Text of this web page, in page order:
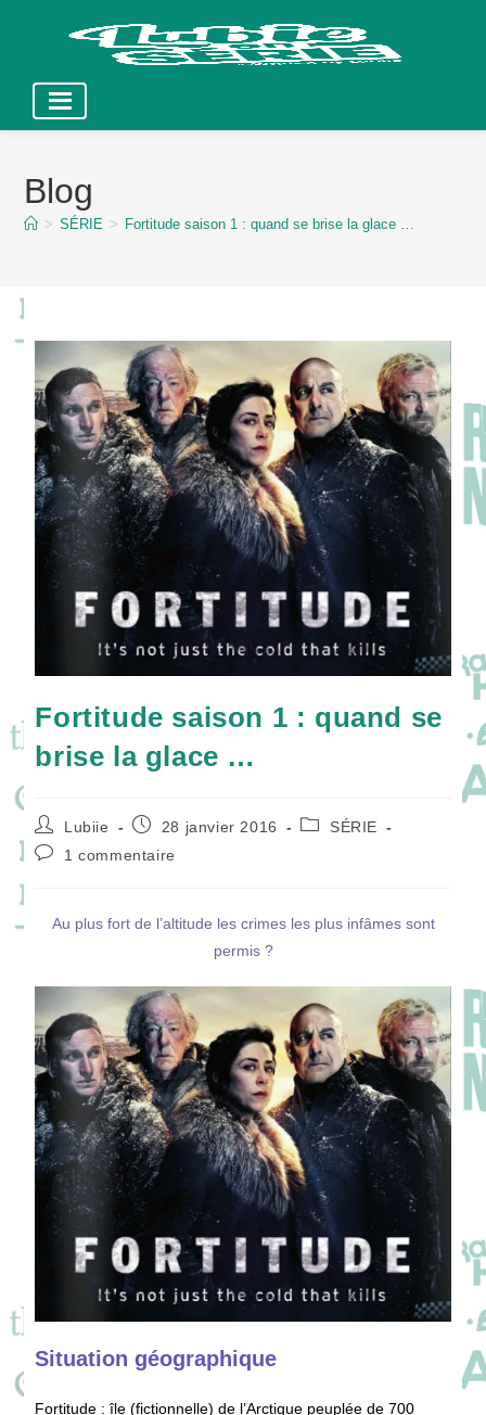
contentBlog
> SÉRIE > Fortitude saison 1 : quand se brise la glace …
Fortitude saison 1 : quand se
brise la glace …
Auteur/autrice
de
la
Lubiie
Publication
28 janvier 2016
PostSÉRIE
Commentaires
1 commentaire
Au plus fort de l’altitude les crimes les plus infâmes sont
permis ?
Situation géographique
Fortitude : île (fictionnelle) de l’Arctique peuplée de 700